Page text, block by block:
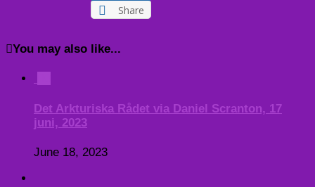
Share
You may also like...
Det Arkturiska Rådet via Daniel Scranton, 17
juni, 2023
June 18, 2023